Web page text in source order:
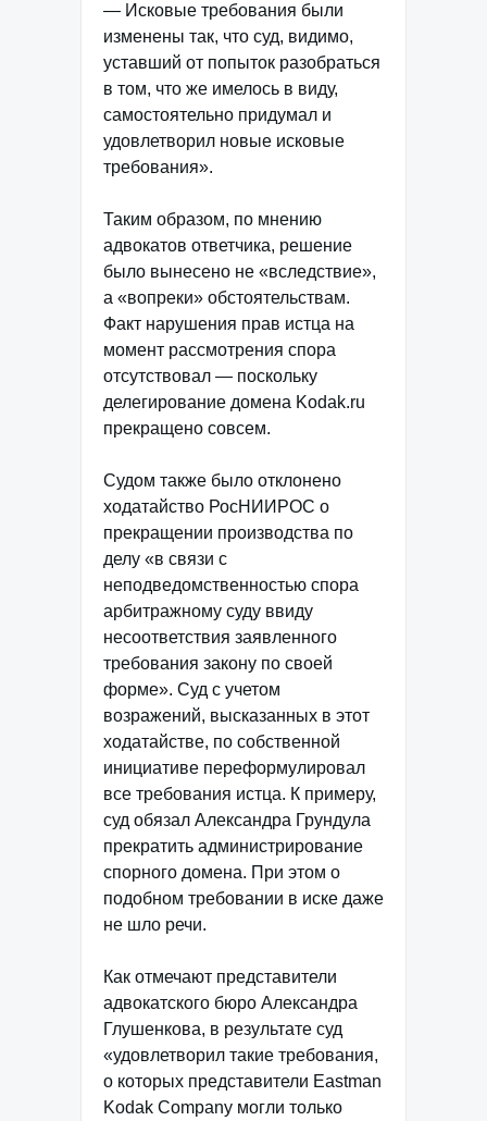
— Исковые требования были
изменены так, что суд, видимо,
уставший от попыток разобраться
в том, что же имелось в виду,
самостоятельно придумал и
удовлетворил новые исковые
требования».
Таким образом, по мнению
адвокатов ответчика, решение
было вынесено не «вследствие»,
а «вопреки» обстоятельствам.
Факт нарушения прав истца на
момент рассмотрения спора
отсутствовал — поскольку
делегирование домена Kodak.ru
прекращено совсем.
Судом также было отклонено
ходатайство РосНИИРОС о
прекращении производства по
делу «в связи с
неподведомственностью спора
арбитражному суду ввиду
несоответствия заявленного
требования закону по своей
форме». Суд с учетом
возражений, высказанных в этот
ходатайстве, по собственной
инициативе переформулировал
все требования истца. К примеру,
суд обязал Александра Грундула
прекратить администрирование
спорного домена. При этом о
подобном требовании в иске даже
не шло речи.
Как отмечают представители
адвокатского бюро Александра
Глушенкова, в результате суд
«удовлетворил такие требования,
о которых представители Eastman
Kodak Company могли только